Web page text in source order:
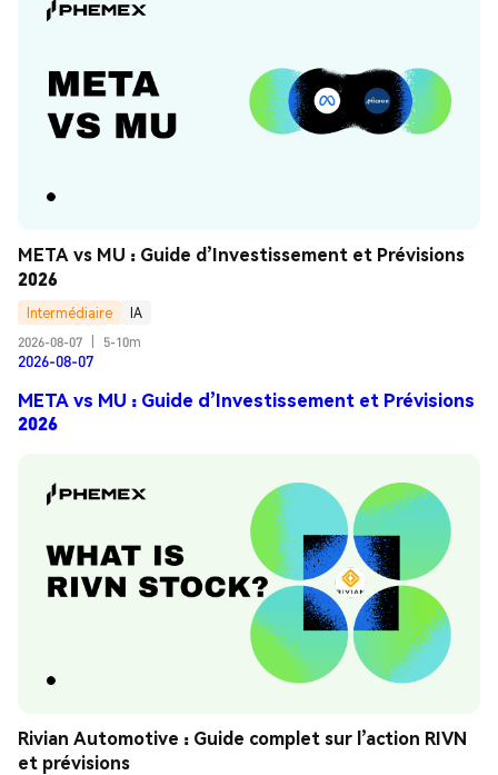
META vs MU : Guide d’Investissement et Prévisions
2026
Intermédiaire
IA
2026-08-07
5-10m
2026-08-07
META vs MU : Guide d’Investissement et Prévisions
2026
Rivian Automotive : Guide complet sur l’action RIVN
et prévisions